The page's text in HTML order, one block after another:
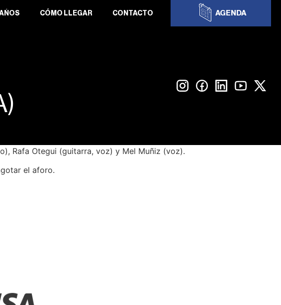
CÓMO LLEGAR CONTACTO AGENDA
Rafa Otegui (guitarra, voz) y Mel Muñiz (voz).
el aforo.